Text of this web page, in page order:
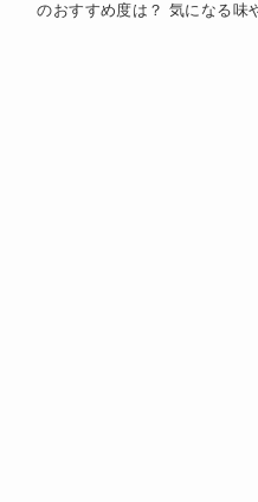
のおすすめ度は？ 気になる味